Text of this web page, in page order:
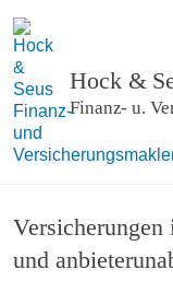
Hock &
Finanz- u.
und